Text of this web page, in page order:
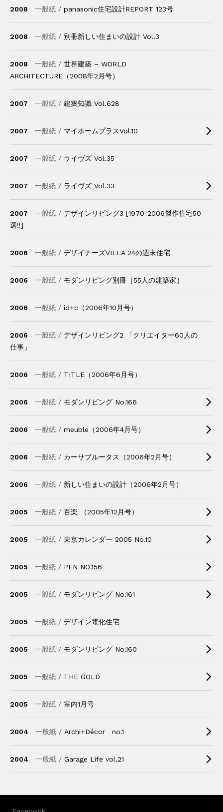
2008 一般紙 / panasonic住宅設計REPORT 123号
2008 一般紙 / 別冊新しい住まいの設計 Vol.3
2008 一般紙 / 世界建築 – WORLD
ARCHITECTURE（2008年2月号）
2007 一般紙 / 建築知識 Vol.628
2007 一般紙 / マイホームプラスVol.10
2007 一般紙 / ライヴズ Vol.35
2007 一般紙 / ライヴズ Vol.33
2007 一般紙 / デザインリビング3 [1970-2006傑作住宅50
選!!]
2006 一般紙 / デザイナーズVILLA 24の週末住宅
2006 一般紙 / モダンリビング別冊［55人の建築家］
2006 一般紙 / id+c（2006年10月号）
2006 一般紙 / デザインリビング2 「クリエイター60人の
仕事」
2006 一般紙 / TITLE（2006年6月号）
2006 一般紙 / モダンリビング No.166
2006 一般紙 / meuble（2006年4月号）
2006 一般紙 / カーサブルータス（2006年2月号）
2006 一般紙 / 新しい住まいの設計（2006年2月号）
2005 一般紙 / 百楽 （2005年12月号）
2005 一般紙 / 東京カレンダー 2005 No.10
2005 一般紙 / PEN NO.156
2005 一般紙 / モダンリビング No.161
2005 一般紙 / デザイン電化住宅
2005 一般紙 / モダンリビング No.160
2005 一般紙 / THE GOLD
2005 一般紙 / 室内1月号
2004 一般紙 / Archi+Décor no.1
2004 一般紙 / Garage Life vol.21